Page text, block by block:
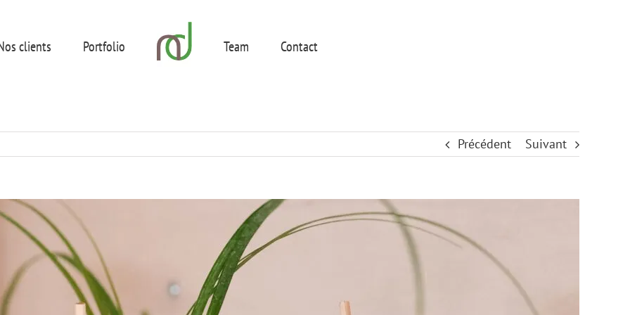
clients Portfolio Team Contact
Précédent Suivant